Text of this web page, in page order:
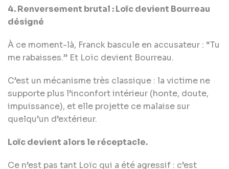
4. Renversement brutal : Loïc devient Bourreau
désigné
À ce moment-là, Franck bascule en accusateur : “Tu
me rabaisses.” Et Loïc devient Bourreau.
C’est un mécanisme très classique : la victime ne
supporte plus l’inconfort intérieur (honte, doute,
impuissance), et elle projette ce malaise sur
quelqu’un d’extérieur.
Loïc devient alors le réceptacle.
Ce n’est pas tant Loïc qui a été agressif : c’est